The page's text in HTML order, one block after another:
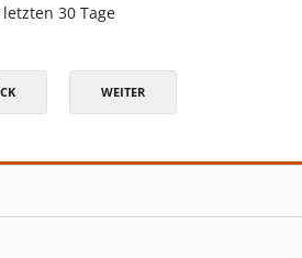
30 Tage
WEITER